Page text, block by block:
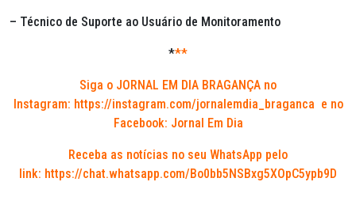
– Técnico de Suporte ao Usuário de Monitoramento
***
Siga o JORNAL EM DIA BRAGANÇA no
Instagram: https://instagram.com/jornalemdia_braganca e no
Facebook: Jornal Em Dia
Receba as notícias no seu WhatsApp pelo
link: https://chat.whatsapp.com/Bo0bb5NSBxg5XOpC5ypb9D